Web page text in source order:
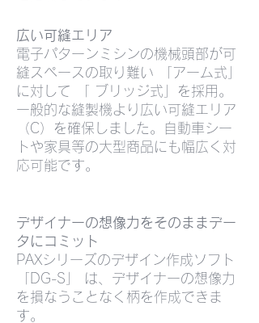
広い可縫エリア
電子パターンミシンの機械頭部が可
縫スペースの取り難い 「アーム式」
に対して 「 ブリッジ式」を採用。
一般的な縫製機より広い可縫エリア
（C）を確保しました。自動車シー
トや家具等の大型商品にも幅広く対
応可能です。
デザイナーの想像力をそのままデー
タにコミット
PAXシリーズのデザイン作成ソフト
「DG-S」 は、デザイナーの想像力
を損なうことなく柄を作成できま
す。